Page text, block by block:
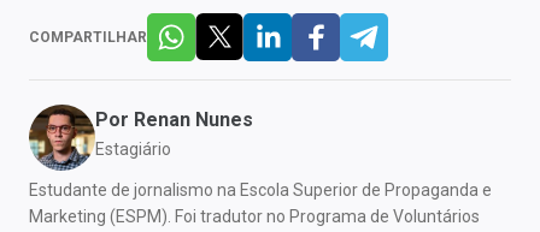
COMPARTILHAR
Por Renan Nunes
Estagiário
Estudante de jornalismo na Escola Superior de Propaganda e
Marketing (ESPM). Foi tradutor no Programa de Voluntários